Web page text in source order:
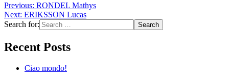
Previous: RONDEL Mathys
Next: ERIKSSON Lucas
Search for:
Recent Posts
Ciao mondo!